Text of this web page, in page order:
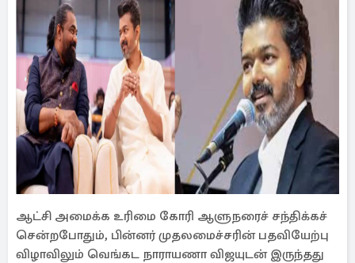
ஆட்சி அமைக்க உரிமை கோரி ஆளுநரைச் சந்திக்கச்
சென்றபோதும், பின்னர் முதலமைச்சரின் பதவியேற்பு
விழாவிலும் வெங்கட நாராயணா விஜயுடன் இருந்தது